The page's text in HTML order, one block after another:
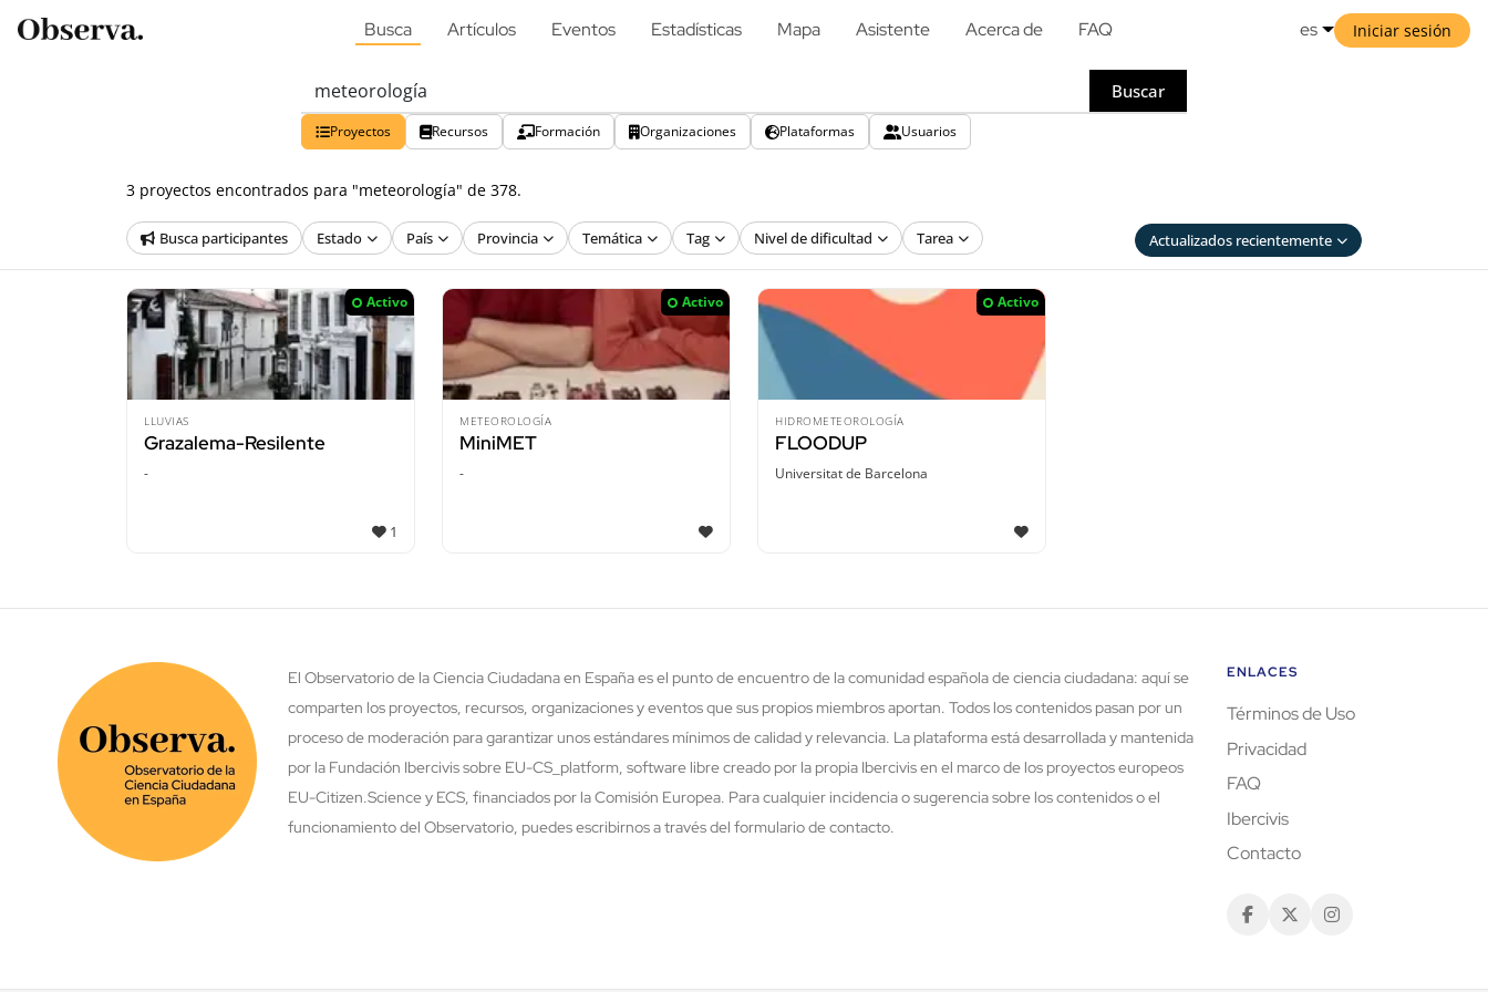
es Iniciar sesión
Busca Artículos Eventos Estadísticas Mapa Asistente Acerca de FAQ
Buscar
Proyectos Recursos Formación Organizaciones Plataformas Usuarios
3 proyectos encontrados para "meteorología" de 378.
Busca participantes Estado País Provincia Temática Tag Nivel de dificultad Tarea Actualizados recientemente
Activo
LLUVIAS
Grazalema-Resilente
-
1
Activo
METEOROLOGÍA
MiniMET
-
Activo
HIDROMETEOROLOGÍA
FLOODUP
Universitat de Barcelona
El Observatorio de la Ciencia Ciudadana en España es el punto de encuentro de la comunidad española de ciencia ciudadana: aquí se
comparten los proyectos, recursos, organizaciones y eventos que sus propios miembros aportan. Todos los contenidos pasan por un
proceso de moderación para garantizar unos estándares mínimos de calidad y relevancia. La plataforma está desarrollada y mantenida
por la Fundación Ibercivis sobre EU-CS_platform, software libre creado por la propia Ibercivis en el marco de los proyectos europeos
EU-Citizen.Science y ECS, financiados por la Comisión Europea. Para cualquier incidencia o sugerencia sobre los contenidos o el
funcionamiento del Observatorio, puedes escribirnos a través del formulario de contacto.
ENLACES
Términos de Uso
Privacidad
FAQ
Ibercivis
Contacto